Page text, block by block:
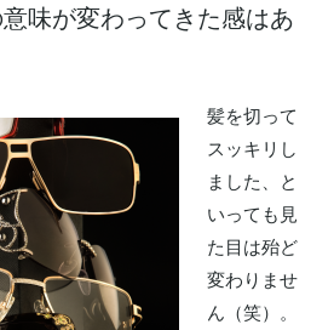
味が変わってきた感はあ
髪を切って
スッキリし
ました、と
いっても見
た目は殆ど
変わりませ
ん（笑）。